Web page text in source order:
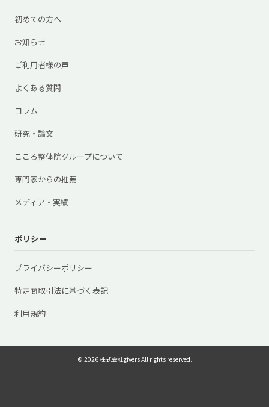
初めての方へ
お知らせ
ご利用者様の声
よくある質問
コラム
研究・論文
こころ整体院グループについて
専門家からの推薦
メディア・実績
ポリシー
プライバシーポリシー
特定商取引法に基づく表記
利用規約
© 2026 株式会社givers All rights reserved.